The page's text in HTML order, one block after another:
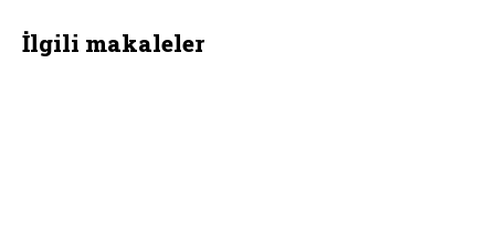
İlgili makaleler